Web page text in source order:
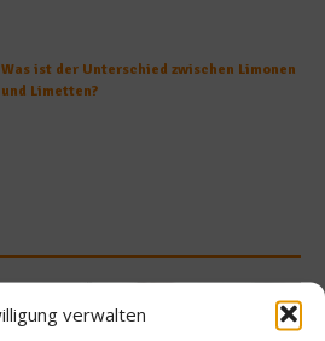
verwalten
Was ist der Unterschied zwischen Limonen
und Limetten?